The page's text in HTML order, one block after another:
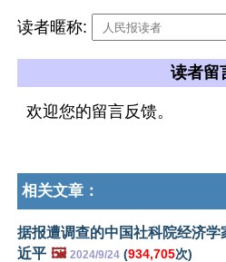
读者暱称:
读者留
欢迎您的留言反馈。
相关文章：
据报遭调查的中国社科院经济学
近平 🖼️ 2024/9/24 (934,705次)